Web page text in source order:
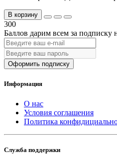
В корзину
300
Баллов дарим всем за подписку
Оформить подписку
Информация
О нас
Условия соглашения
Политика
Служба поддержки